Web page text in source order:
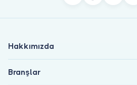
Hakkımızda
Branşlar